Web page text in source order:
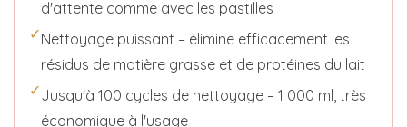
d'attente comme avec les pastilles
✓Nettoyage puissant – élimine efficacement les
résidus de matière grasse et de protéines du lait
✓Jusqu'à 100 cycles de nettoyage – 1 000 ml, très
économique à l'usage